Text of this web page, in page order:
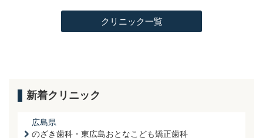
クリニック一覧
新着クリニック
広島県
のざき歯科・東広島おとなこども矯正歯科